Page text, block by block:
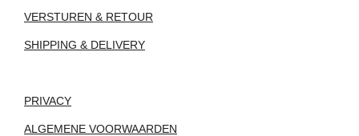
VERSTUREN & RETOUR
SHIPPING & DELIVERY
PRIVACY
ALGEMENE VOORWAARDEN